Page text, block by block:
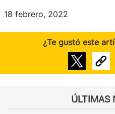
18 febrero, 2022
¿Te gustó este
ÚLTIMAS